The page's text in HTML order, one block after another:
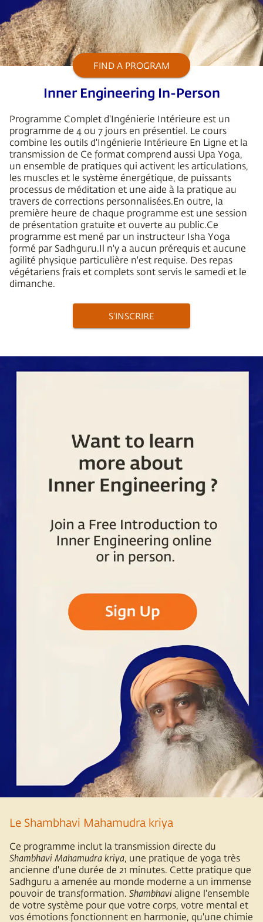
FIND A PROGRAM
Inner Engineering In-Person
Programme Complet d'Ingénierie Intérieure est un
programme de 4 ou 7 jours en présentiel. Le cours
combine les outils d'Ingénierie Intérieure En Ligne et la
transmission de Ce format comprend aussi Upa Yoga,
un ensemble de pratiques qui activent les articulations,
les muscles et le système énergétique, de puissants
processus de méditation et une aide à la pratique au
travers de corrections personnalisées.En outre, la
première heure de chaque programme est une session
de présentation gratuite et ouverte au public.Ce
programme est mené par un instructeur Isha Yoga
formé par Sadhguru.Il n'y a aucun prérequis et aucune
agilité physique particulière n'est requise. Des repas
végétariens frais et complets sont servis le samedi et le
dimanche.
S'INSCRIRE
Le Shambhavi Mahamudra kriya
Ce programme inclut la transmission directe du
Shambhavi Mahamudra kriya, une pratique de yoga très
ancienne d'une durée de 21 minutes. Cette pratique que
Sadhguru a amenée au monde moderne a un immense
pouvoir de transformation. Shambhavialigne l'ensemble
de votre système pour que votre corps, votre mental et
vos émotions fonctionnent en harmonie, qu'une chimie